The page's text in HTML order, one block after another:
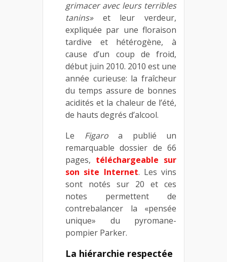
grimacer avec leurs terribles
tanins»et leur verdeur,
expliquée par une floraison
tardive et hétérogène, à
cause d’un coup de froid,
début juin 2010. 2010 est une
année curieuse: la fraîcheur
du temps assure de bonnes
acidités et la chaleur de l’été,
de hauts degrés d’alcool.
Le Figaroa publié un
remarquable dossier de 66
pages, téléchargeable sur
son site Internet. Les vins
sont notés sur 20 et ces
notes permettent de
contrebalancer la «pensée
unique» du pyromane-
pompier Parker.
La hiérarchie respectée